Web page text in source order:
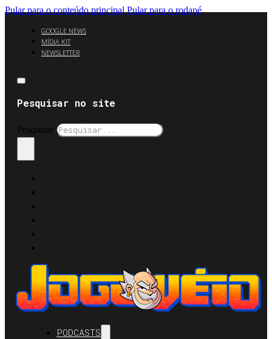
Pular para o conteúdo principal Pular para o rodapé
GOOGLE NEWS
MÍDIA KIT
NEWSLETTER
Pesquisar no site
Pesquisar
PODCASTS